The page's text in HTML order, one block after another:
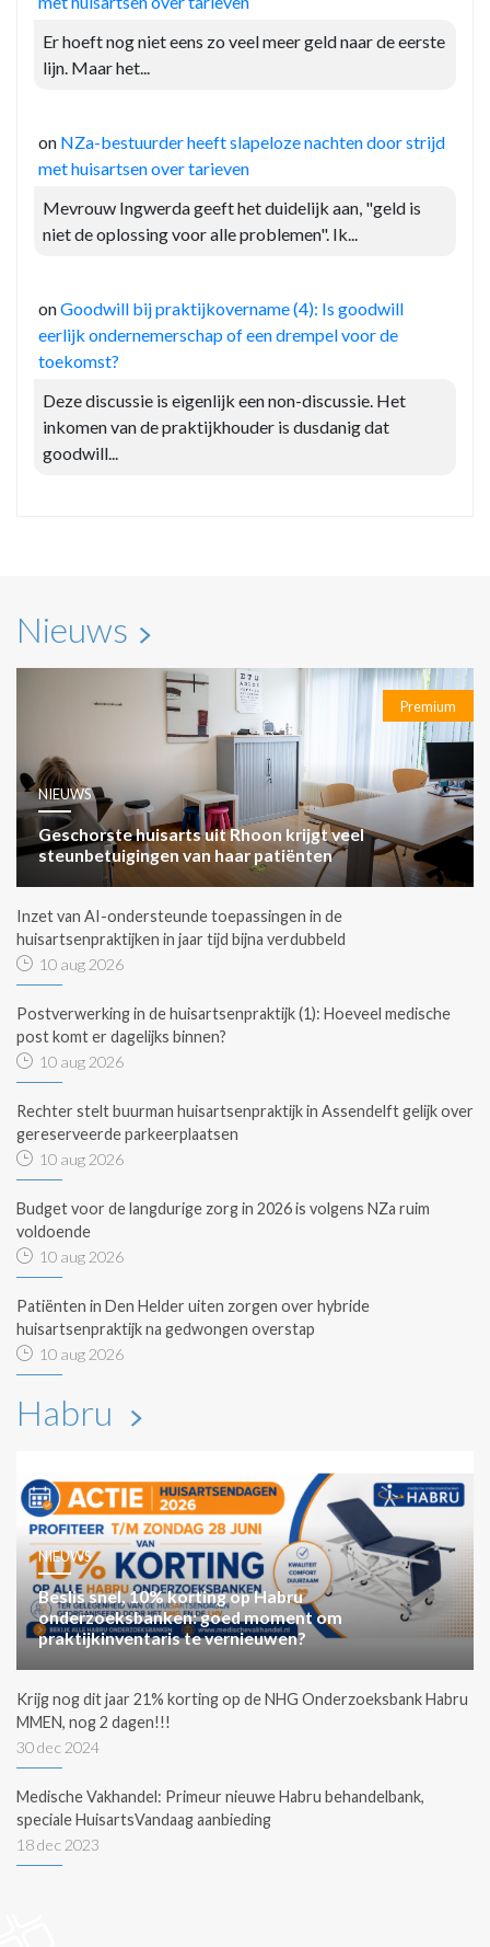
Er hoeft nog niet eens zo veel meer geld naar de eerste
lijn. Maar het...
on NZa-bestuurder heeft slapeloze nachten door strijd
met huisartsen over tarieven
Mevrouw Ingwerda geeft het duidelijk aan, "geld is
niet de oplossing voor alle problemen". Ik...
onGoodwill bij praktijkovername (4): Is goodwill
eerlijk ondernemerschap of een drempel voor de
toekomst?
Deze discussie is eigenlijk een non-discussie. Het
inkomen van de praktijkhouder is dusdanig dat
goodwill...
Nieuws
Premium
NIEUWS
Geschorste huisarts uit Rhoon krijgt veel
steunbetuigingen van haar patiënten
Inzet van AI-ondersteunde toepassingen in de
huisartsenpraktijken in jaar tijd bijna verdubbeld
10 aug 2026
Postverwerking in de huisartsenpraktijk (1): Hoeveel medische
post komt er dagelijks binnen?
10 aug 2026
Rechter stelt buurman huisartsenpraktijk in Assendelft gelijk over
gereserveerde parkeerplaatsen
10 aug 2026
Budget voor de langdurige zorg in 2026 is volgens NZa ruim
voldoende
10 aug 2026
Patiënten in Den Helder uiten zorgen over hybride
huisartsenpraktijk na gedwongen overstap
10 aug 2026
Habru
NIEUWS
Beslis snel, 10% korting op Habru
onderzoeksbanken: goed moment om
praktijkinventaris te vernieuwen?
Krijg nog dit jaar 21% korting op de NHG Onderzoeksbank Habru
MMEN, nog 2 dagen!!!
30 dec 2024
Medische Vakhandel: Primeur nieuwe Habru behandelbank,
speciale HuisartsVandaag aanbieding
18 dec 2023